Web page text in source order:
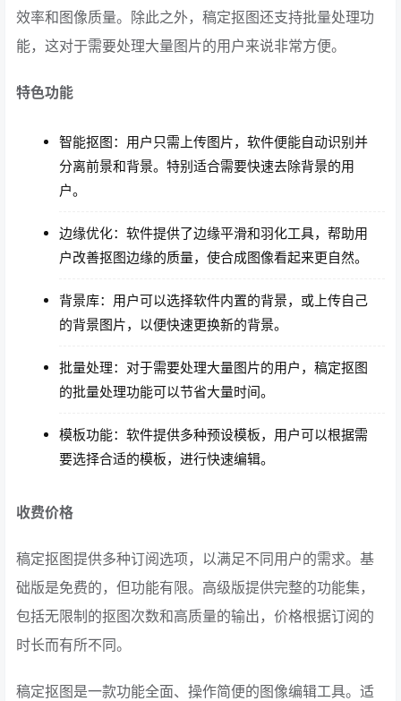
效率和图像质量。除此之外，稿定抠图还支持批量处理功
能，这对于需要处理大量图片的用户来说非常方便。
特色功能
智能抠图：用户只需上传图片，软件便能自动识别并
分离前景和背景。特别适合需要快速去除背景的用
户。
边缘优化：软件提供了边缘平滑和羽化工具，帮助用
户改善抠图边缘的质量，使合成图像看起来更自然。
背景库：用户可以选择软件内置的背景，或上传自己
的背景图片，以便快速更换新的背景。
批量处理：对于需要处理大量图片的用户，稿定抠图
的批量处理功能可以节省大量时间。
模板功能：软件提供多种预设模板，用户可以根据需
要选择合适的模板，进行快速编辑。
收费价格
稿定抠图提供多种订阅选项，以满足不同用户的需求。基
础版是免费的，但功能有限。高级版提供完整的功能集，
包括无限制的抠图次数和高质量的输出，价格根据订阅的
时长而有所不同。
稿定抠图是一款功能全面、操作简便的图像编辑工具。适